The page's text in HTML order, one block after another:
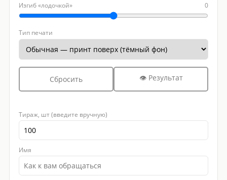
Изгиб «лодочкой» 0
Тип печати
Сбросить 👁 Результат
Тираж, шт (введите вручную)
Имя